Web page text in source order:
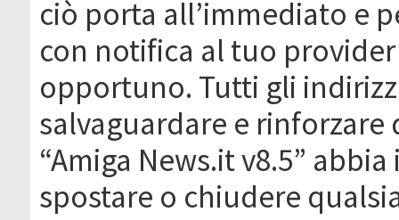
ciò porta all’immediato e
con notifica al tuo
opportuno. Tutti gli
salvaguardare e
“Amiga News.it v8.5”
spostare o chiudere